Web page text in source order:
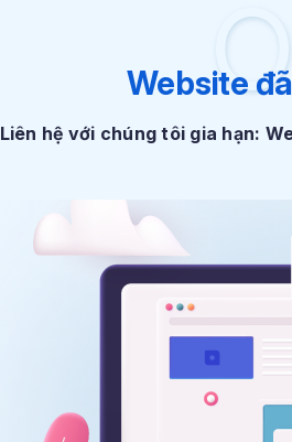
Website
Liên hệ với chúng tôi gia hạn: